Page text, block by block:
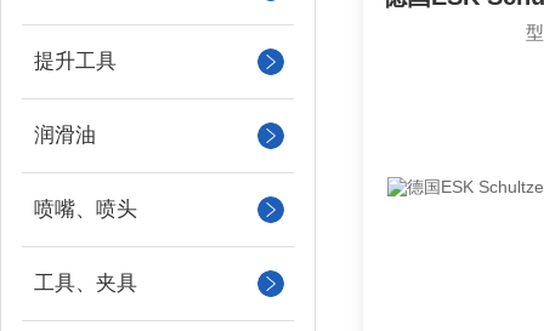
提升工具
润滑油
喷嘴、喷头
工具、夹具